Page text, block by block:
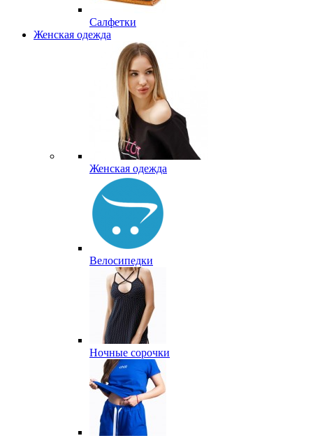
Салфетки
Женская одежда
Женская одежда
Велосипедки
Ночные сорочки